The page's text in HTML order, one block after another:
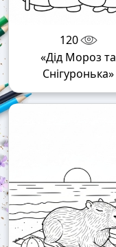
120
«Дід Мороз та
Снігуронька»